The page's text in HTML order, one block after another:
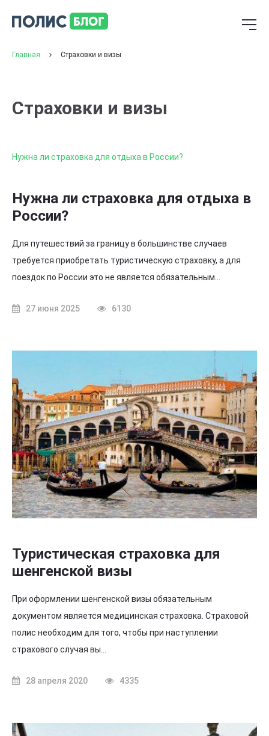
Главная Страховки и визы
Страховки и визы
Нужна ли страховка для отдыха в
России?
Для путешествий за границу в большинстве случаев
требуется приобретать туристическую страховку, а для
поездок по России это не является обязательным…
27 июня 2025 6130
Нужна ли страховка для отдыха в России?
Туристическая страховка для
шенгенской визы
При оформлении шенгенской визы обязательным
документом является медицинская страховка. Страховой
полис необходим для того, чтобы при наступлении
страхового случая вы…
28 апреля 2020 4335